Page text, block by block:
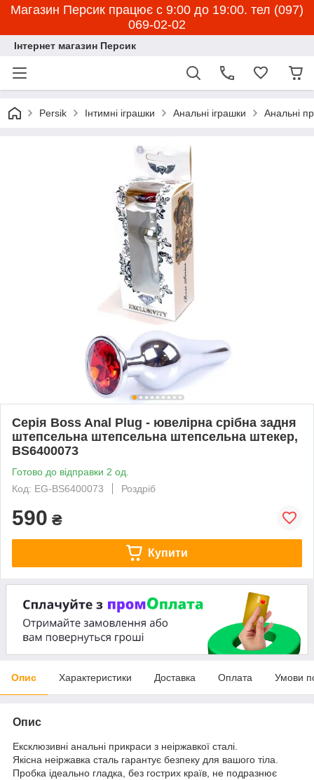
Магазин Персик працює с 9:00 до 19:00. тел (097)
069-02-02
Інтернет магазин Персик
Persik Інтимні іграшки Анальні іграшки Анальні
Серія Boss Anal Plug - ювелірна срібна задня
штепсельна штепсельна штепсельна штекер,
BS6400073
Готово до відправки 2 од.
Код: EG-BS6400073
Роздріб
590 ₴
Купити
Опис Характеристики Доставка Оплата Умови
Опис
Ексклюзивні анальні прикраси з неіржавкої сталі.
Якісна неіржавка сталь гарантує безпеку для вашого тіла.
Пробка ідеально гладка, без гострих країв, не подразнює